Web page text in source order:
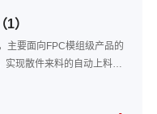
）
主要面向FPC模组级产品的
实现散件来料的自动上料、
器可以实现正常料盘的上